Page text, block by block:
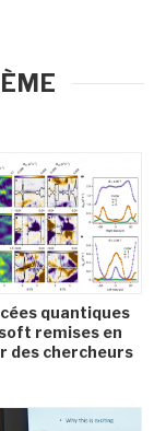
quantiques
remises en
des chercheurs